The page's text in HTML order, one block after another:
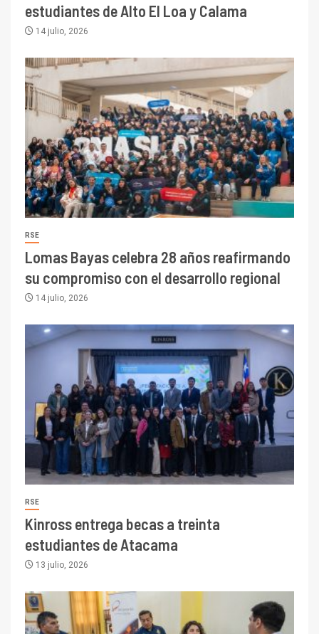
estudiantes de Alto El Loa y Calama
14 julio, 2026
RSE
Lomas Bayas celebra 28 años reafirmando
su compromiso con el desarrollo regional
14 julio, 2026
RSE
Kinross entrega becas a treinta
estudiantes de Atacama
13 julio, 2026